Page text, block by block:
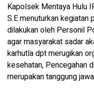
Kapolsek Mentaya Hulu
S.E menuturkan
dilakukan oleh Personil
agar masyarakat sadar
karhutla dpt merugikan
kesehatan, Pencegahan
merupakan tanggung